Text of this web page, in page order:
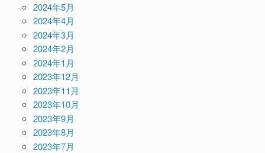
2024年5月
2024年4月
2024年3月
2024年2月
2024年1月
2023年12月
2023年11月
2023年10月
2023年9月
2023年8月
2023年7月